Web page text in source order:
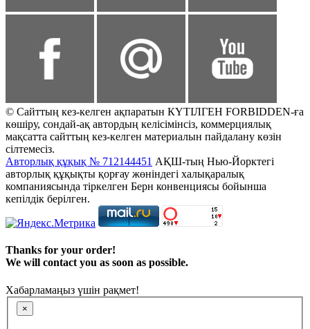
© Сайттың кез-келген ақпаратын КҮТІЛГЕН FORBIDDEN-ға
көшіру, сондай-ақ автордың келісімінсіз, коммерциялық
мақсатта сайттың кез-келген материалын пайдалану көзін
сілтемесіз.
Авторлық құқық № 712144451 АҚШ-тың Нью-Йорктегі
авторлық құқықты қорғау жөніндегі халықаралық
компаниясында тіркелген Берн конвенциясы бойынша
кепілдік берілген.
Thanks for your order!
We will contact you as soon as possible.
Хабарламаңыз үшін рақмет!
×